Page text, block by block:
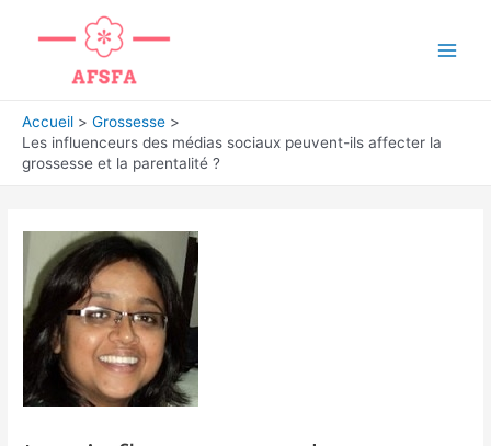
Accueil
Grossesse
Les influenceurs des médias sociaux peuvent-ils affecter la
grossesse et la parentalité ?